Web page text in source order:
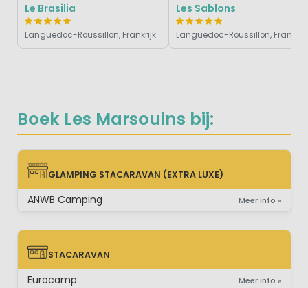
Boek Les Marsouins bij:
GLAMPING STACARAVAN (EXTRA LUXE)
GLAMPING STACARAVAN (EXTRA LUXE)
ANWB Camping Meer info »
STACARAVAN
STACARAVAN
Eurocamp Meer info »
Le Brasilia
Languedoc-Roussillon, Frankrijk
Les Sablons
Languedoc-Roussillon, Frankrijk